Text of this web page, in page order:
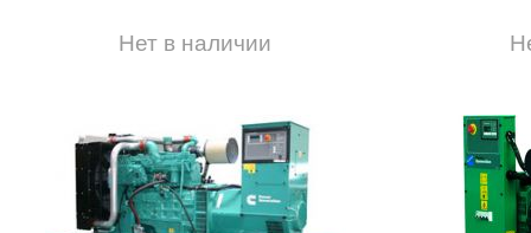
Нет в наличии